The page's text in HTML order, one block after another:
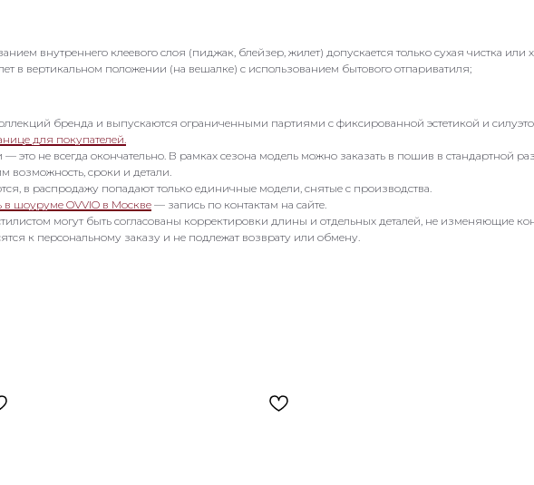
внутреннего клеевого слоя (пиджак, блейзер, жилет) допускается только сухая чистка или
в вертикальном положении (на вешалке) с использованием бытового отпариватиля;
бренда и выпускаются ограниченными партиями с фиксированной эстетикой и
для покупателей.
это не всегда окончательно. В рамках сезона модель можно заказать в пошив в стандартной
сроки и детали.
в распродажу попадают только единичные модели, снятые с производства.
шоуруме OVVIO в Москве — запись по контактам на сайте.
могут быть согласованы корректировки длины и отдельных деталей, не изменяющие
к персональному заказу и не подлежат возврату или обмену.